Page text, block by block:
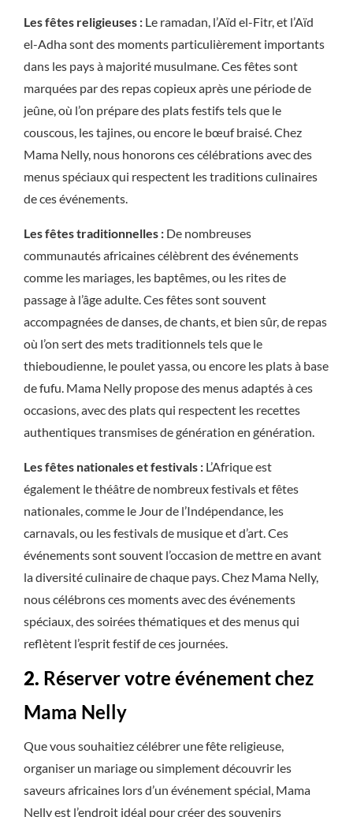
Les fêtes religieuses : Le ramadan, l’Aïd el-Fitr, et l’Aïd
el-Adha sont des moments particulièrement importants
dans les pays à majorité musulmane. Ces fêtes sont
marquées par des repas copieux après une période de
jeûne, où l’on prépare des plats festifs tels que le
couscous, les tajines, ou encore le bœuf braisé. Chez
Mama Nelly, nous honorons ces célébrations avec des
menus spéciaux qui respectent les traditions culinaires
de ces événements.
Les fêtes traditionnelles : De nombreuses
communautés africaines célèbrent des événements
comme les mariages, les baptêmes, ou les rites de
passage à l’âge adulte. Ces fêtes sont souvent
accompagnées de danses, de chants, et bien sûr, de repas
où l’on sert des mets traditionnels tels que le
thieboudienne, le poulet yassa, ou encore les plats à base
de fufu. Mama Nelly propose des menus adaptés à ces
occasions, avec des plats qui respectent les recettes
authentiques transmises de génération en génération.
Les fêtes nationales et festivals : L’Afrique est
également le théâtre de nombreux festivals et fêtes
nationales, comme le Jour de l’Indépendance, les
carnavals, ou les festivals de musique et d’art. Ces
événements sont souvent l’occasion de mettre en avant
la diversité culinaire de chaque pays. Chez Mama Nelly,
nous célébrons ces moments avec des événements
spéciaux, des soirées thématiques et des menus qui
reflètent l’esprit festif de ces journées.
2. Réserver votre événement chez
Mama Nelly
Que vous souhaitiez célébrer une fête religieuse,
organiser un mariage ou simplement découvrir les
saveurs africaines lors d’un événement spécial, Mama
Nelly est l’endroit idéal pour créer des souvenirs